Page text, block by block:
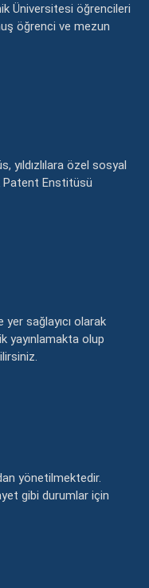
Üniversitesi öğrencileri
öğrenci ve mezun
yıldızlılara özel sosyal
Patent Enstitüsü
yer sağlayıcı olarak
yayınlamakta olup
yönetilmektedir.
gibi durumlar için